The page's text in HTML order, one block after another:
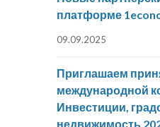
платформе
09.09.2025
Приглашаем
международной
Инвестиции,
недвижимость